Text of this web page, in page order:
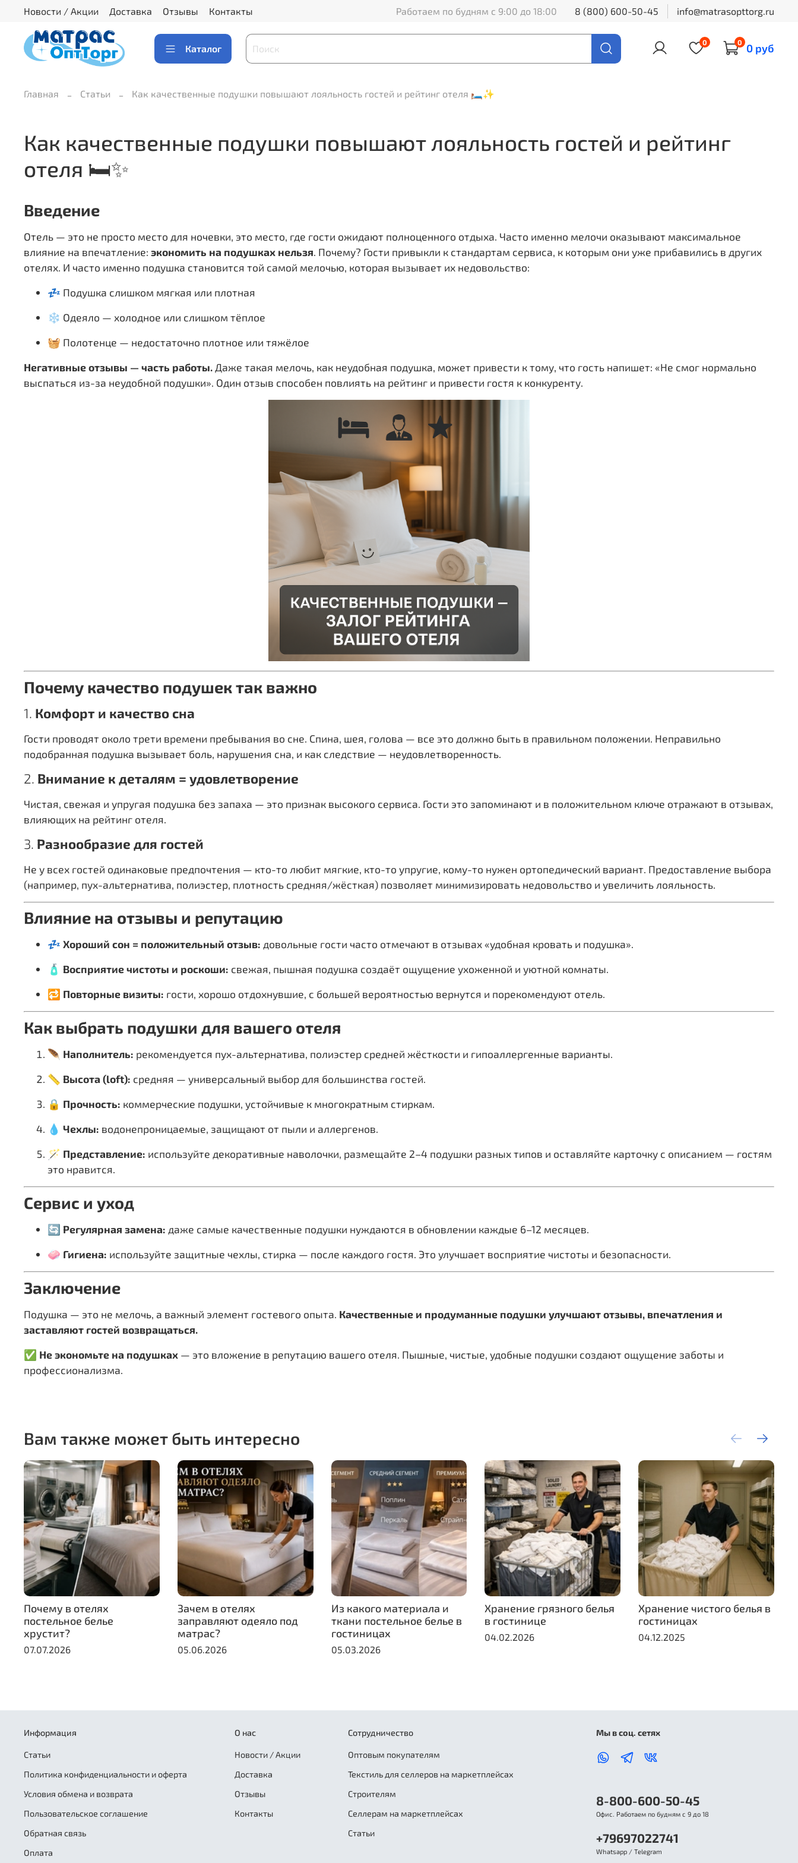
Новости / Акции Доставка Отзывы Контакты Работаем по будням с 9:00 до 18:00 8 (800) 600-50-45 info@matrasopttorg.ru
Каталог
0 0 0 руб
Главная Статьи Как качественные подушки повышают лояльность гостей и рейтинг отеля 🛏️✨
Как качественные подушки повышают лояльность гостей и рейтинг
отеля 🛏️✨
Введение
Отель — это не просто место для ночевки, это место, где гости ожидают полноценного отдыха. Часто именно мелочи оказывают максимальное
влияние на впечатление: экономить на подушках нельзя. Почему? Гости привыкли к стандартам сервиса, к которым они уже прибавились в других
отелях. И часто именно подушка становится той самой мелочью, которая вызывает их недовольство:
💤 Подушка слишком мягкая или плотная
❄️ Одеяло — холодное или слишком тёплое
🧺 Полотенце — недостаточно плотное или тяжёлое
Негативные отзывы — часть работы.Даже такая мелочь, как неудобная подушка, может привести к тому, что гость напишет: «Не смог нормально
выспаться из-за неудобной подушки». Один отзыв способен повлиять на рейтинг и привести гостя к конкуренту.
Почему качество подушек так важно
1. Комфорт и качество сна
Гости проводят около трети времени пребывания во сне. Спина, шея, голова — все это должно быть в правильном положении. Неправильно
подобранная подушка вызывает боль, нарушения сна, и как следствие — неудовлетворенность.
2. Внимание к деталям = удовлетворение
Чистая, свежая и упругая подушка без запаха — это признак высокого сервиса. Гости это запоминают и в положительном ключе отражают в отзывах,
влияющих на рейтинг отеля.
3. Разнообразие для гостей
Не у всех гостей одинаковые предпочтения — кто-то любит мягкие, кто-то упругие, кому-то нужен ортопедический вариант. Предоставление выбора
(например, пух-альтернатива, полиэстер, плотность средняя/жёсткая) позволяет минимизировать недовольство и увеличить лояльность.
Влияние на отзывы и репутацию
💤 Хороший сон = положительный отзыв: довольные гости часто отмечают в отзывах «удобная кровать и подушка».
🧴 Восприятие чистоты и роскоши: свежая, пышная подушка создаёт ощущение ухоженной и уютной комнаты.
🔁 Повторные визиты: гости, хорошо отдохнувшие, с большей вероятностью вернутся и порекомендуют отель.
Как выбрать подушки для вашего отеля
🪶 Наполнитель: рекомендуется пух-альтернатива, полиэстер средней жёсткости и гипоаллергенные варианты.
📏 Высота (loft): средняя — универсальный выбор для большинства гостей.
🔒 Прочность: коммерческие подушки, устойчивые к многократным стиркам.
💧 Чехлы: водонепроницаемые, защищают от пыли и аллергенов.
🪄 Представление: используйте декоративные наволочки, размещайте 2–4 подушки разных типов и оставляйте карточку с описанием — гостям
это нравится.
Сервис и уход
🔄 Регулярная замена: даже самые качественные подушки нуждаются в обновлении каждые 6–12 месяцев.
🧼 Гигиена: используйте защитные чехлы, стирка — после каждого гостя. Это улучшает восприятие чистоты и безопасности.
Заключение
Подушка — это не мелочь, а важный элемент гостевого опыта. Качественные и продуманные подушки улучшают отзывы, впечатления и
заставляют гостей возвращаться.
✅ Не экономьте на подушках — это вложение в репутацию вашего отеля. Пышные, чистые, удобные подушки создают ощущение заботы и
профессионализма.
Вам также может быть интересно
Почему в отелях
постельное белье
хрустит?
07.07.2026
Зачем в отелях
заправляют одеяло под
матрас?
05.06.2026
Из какого материала и
ткани постельное белье в
гостиницах
05.03.2026
Хранение грязного белья
в гостинице
04.02.2026
Хранение чистого белья в
гостиницах
04.12.2025
Информация
Статьи
Политика конфиденциальности и оферта
Условия обмена и возврата
Пользовательское соглашение
Обратная связь
Оплата
О нас
Новости / Акции
Доставка
Отзывы
Контакты
Сотрудничество
Оптовым покупателям
Текстиль для селлеров на маркетплейсах
Строителям
Селлерам на маркетплейсах
Статьи
Мы в соц. сетях
8-800-600-50-45
Офис. Работаем по будням с 9 до 18
+79697022741
Whatsapp / Telegram